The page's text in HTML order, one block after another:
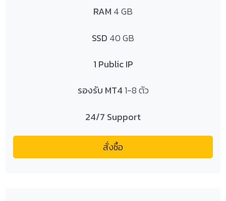
RAM 4 GB
SSD 40 GB
1 Public IP
รองรับ MT41-8 ตัว
24/7 Support
สั่งซื้อ